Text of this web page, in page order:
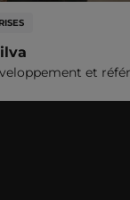
et